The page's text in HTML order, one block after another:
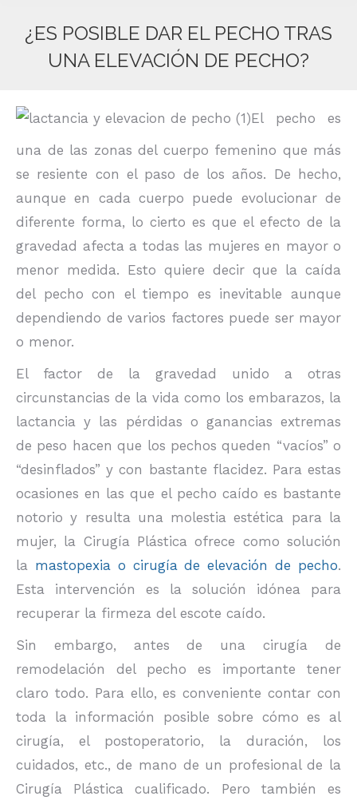
¿ES POSIBLE DAR EL PECHO TRAS
UNA ELEVACIÓN DE PECHO?
El pecho es
una de las zonas del cuerpo femenino que más
se resiente con el paso de los años. De hecho,
aunque en cada cuerpo puede evolucionar de
diferente forma, lo cierto es que el efecto de la
gravedad afecta a todas las mujeres en mayor o
menor medida. Esto quiere decir que la caída
del pecho con el tiempo es inevitable aunque
dependiendo de varios factores puede ser mayor
o menor.
El factor de la gravedad unido a otras
circunstancias de la vida como los embarazos, la
lactancia y las pérdidas o ganancias extremas
de peso hacen que los pechos queden “vacíos” o
“desinflados” y con bastante flacidez. Para estas
ocasiones en las que el pecho caído es bastante
notorio y resulta una molestia estética para la
mujer, la Cirugía Plástica ofrece como solución
la mastopexia o cirugía de elevación de pecho.
Esta intervención es la solución idónea para
recuperar la firmeza del escote caído.
Sin embargo, antes de una cirugía de
remodelación del pecho es importante tener
claro todo. Para ello, es conveniente contar con
toda la información posible sobre cómo es al
cirugía, el postoperatorio, la duración, los
cuidados, etc., de mano de un profesional de la
Cirugía Plástica cualificado. Pero también es